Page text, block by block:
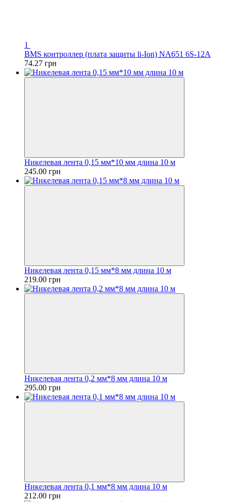
1
BMS контроллер (плата защиты li-Ion) NA651 6S-12A
74.27 грн
Никелевая лента 0,15 мм*10 мм длина 10 м
245.00 грн
Никелевая лента 0,15 мм*8 мм длина 10 м
219.00 грн
Никелевая лента 0,2 мм*8 мм длина 10 м
295.00 грн
Никелевая лента 0,1 мм*8 мм длина 10 м
212.00 грн